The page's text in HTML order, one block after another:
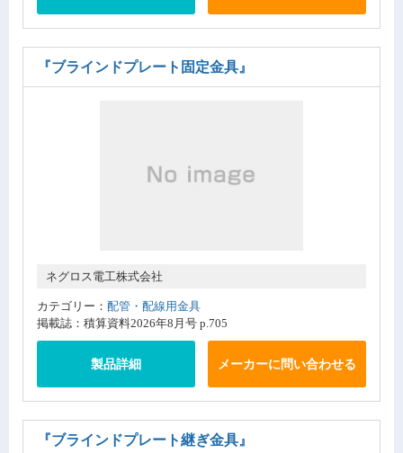
『ブラインドプレート固定金具』
ネグロス電工株式会社
カテゴリー： 配管・配線用金具
掲載誌：積算資料2026年8月号 p.705
製品詳細 メーカーに問い合わせる
『ブラインドプレート継ぎ金具』